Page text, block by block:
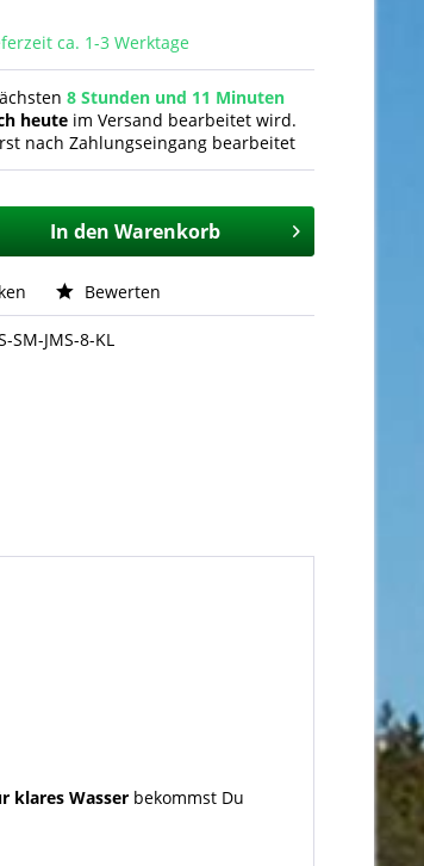
ca. 1-3 Werktage
8 Stunden und 11 Minuten
heute im Versand bearbeitet wird.
nach Zahlungseingang bearbeitet
In den Warenkorb
Bewerten
SM-JMS-8-KL
klares Wasser bekommst Du